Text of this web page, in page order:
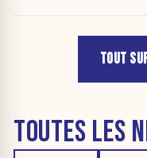
TOUT
TOUTES LES